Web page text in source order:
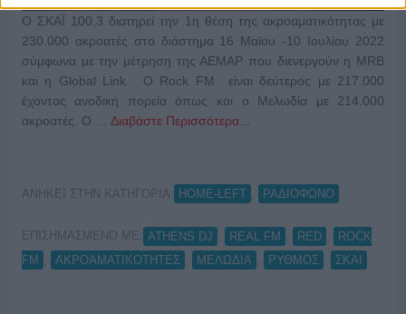
Ο ΣΚΑΪ 100,3 διατηρεί την 1η θέση της ακροαματικότητας με
230.000 ακροατές στο διάστημα 16 Μαϊου -10 Ιουλίου 2022
σύμφωνα με την μέτρηση της ΑΕΜΑΡ που διενεργούν η MRB
και η Global Link. Ο Rock FM είναι δεύτερος με 217.000
έχοντας ανοδική πορεία όπως και ο Μελωδία με 214.000
ακροατές. Ο … Διαβάστε Περισσότερα...
ΑΝΗΚΕΙ ΣΤΗΝ ΚΑΤΗΓΟΡΙΑ: HOME-LEFT ΡΑΔΙΟΦΩΝΟ
ΕΠΙΣΗΜΑΣΜΕΝΟ ΜΕ: ATHENS DJ REAL FM RED
ROCK
FM
ΑΚΡΟΑΜΑΤΙΚΟΤΗΤΕΣ ΜΕΛΩΔΙΑ ΡΥΘΜΟΣ ΣΚΑΙ